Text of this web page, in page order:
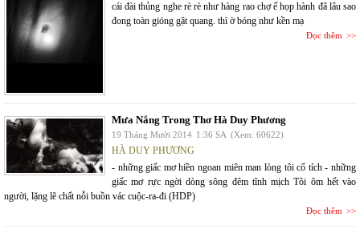
cái đài thủng nghe rè rè như hàng rao chợ ế họp hành đã lâu sao
đong toàn gióng gật quang. thì ờ bóng như kền mạ
Đọc thêm
Mưa Nắng Trong Thơ Hà Duy Phương
19 Tháng Mười 2014 1:36 SA (Xem: 60622)
HÀ DUY PHƯƠNG
- những giấc mơ hiền ngoan miên man lòng tôi cổ tích - những
giấc mơ rực ngời dòng sông đêm tĩnh mịch Tôi ôm hết vào
người, lặng lẽ chất nỗi buồn vác cuộc-ra-đi (HDP)
Đọc thêm